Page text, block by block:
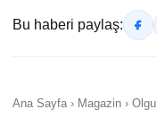
Bu haberi paylaş:
Ana Sayfa › Magazin ›